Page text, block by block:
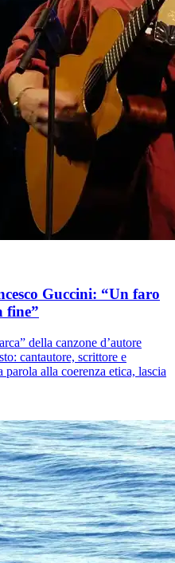
Guccini: “Un faro
fine”
della canzone d’autore
cantautore, scrittore e
alla coerenza etica, lascia